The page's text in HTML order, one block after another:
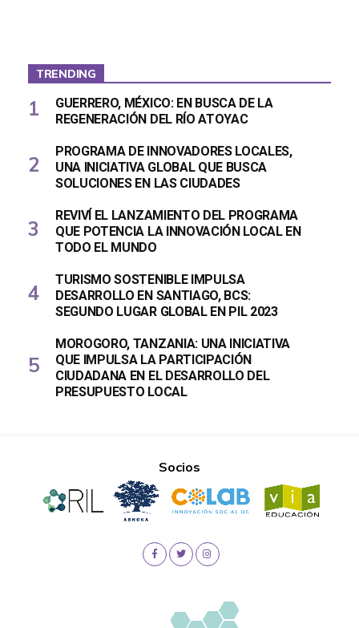
TRENDING
GUERRERO, MÉXICO: EN BUSCA DE LA
REGENERACIÓN DEL RÍO ATOYAC
PROGRAMA DE INNOVADORES LOCALES,
UNA INICIATIVA GLOBAL QUE BUSCA
SOLUCIONES EN LAS CIUDADES
REVIVÍ EL LANZAMIENTO DEL PROGRAMA
QUE POTENCIA LA INNOVACIÓN LOCAL EN
TODO EL MUNDO
TURISMO SOSTENIBLE IMPULSA
DESARROLLO EN SANTIAGO, BCS:
SEGUNDO LUGAR GLOBAL EN PIL 2023
MOROGORO, TANZANIA: UNA INICIATIVA
QUE IMPULSA LA PARTICIPACIÓN
CIUDADANA EN EL DESARROLLO DEL
PRESUPUESTO LOCAL
Socios